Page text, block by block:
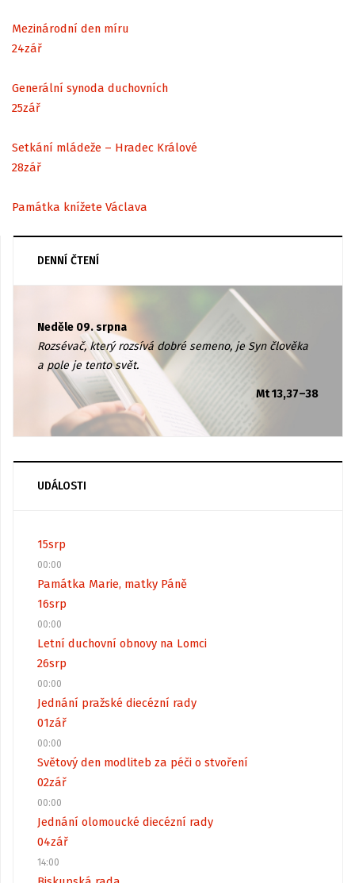
Mezinárodní den míru
24zář
Generální synoda duchovních
25zář
Setkání mládeže – Hradec Králové
28zář
Památka knížete Václava
DENNÍ ČTENÍ
Neděle 09. srpna
Rozsévač, který rozsívá dobré semeno, je Syn člověka
a pole je tento svět.
Mt 13,37–38
UDÁLOSTI
15srp
00:00
Památka Marie, matky Páně
16srp
00:00
Letní duchovní obnovy na Lomci
26srp
00:00
Jednání pražské diecézní rady
01zář
00:00
Světový den modliteb za péči o stvoření
02zář
00:00
Jednání olomoucké diecézní rady
04zář
14:00